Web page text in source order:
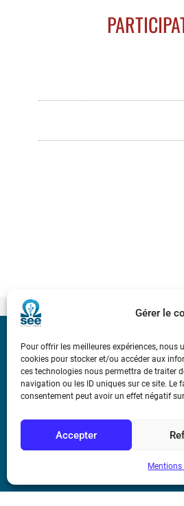
Gérer le
Pour offrir les meilleures expériences,
cookies pour stocker et/ou accéder aux
ces technologies nous permettra de traiter
navigation ou les ID uniques sur ce site. Le
consentement peut avoir un effet négatif
Accepter
Mentions